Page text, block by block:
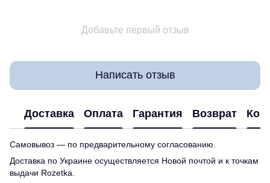
Добавьте первый отзыв
Написать отзыв
Доставка Оплата Гарантия Возврат
Самовывоз — по предварительному согласованию.
Доставка по Украине осуществляется Новой почтой и к точкам
выдачи Rozetka.